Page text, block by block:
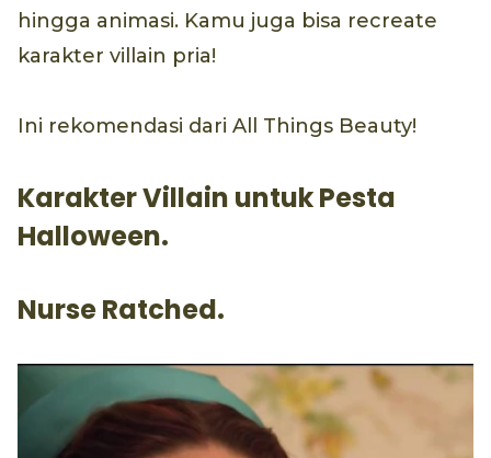
hingga animasi. Kamu juga bisa recreate
karakter villain pria!
Ini rekomendasi dari All Things Beauty!
Karakter Villain untuk Pesta
Halloween.
Nurse Ratched.